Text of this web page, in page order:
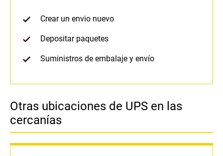
Crear un envio nuevo
Depositar paquetes
Suministros de embalaje y envío
Otras ubicaciones de UPS en las
cercanías